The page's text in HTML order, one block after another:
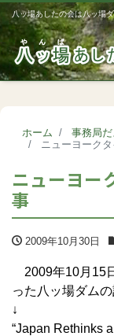
八ッ場あしたの会は八ッ場
ホーム
事務局だ
ニューヨーク
ニューヨー
事
2009年10月30日
2009年10月15
った八ッ場ダム
↓
“Japan Rethinks